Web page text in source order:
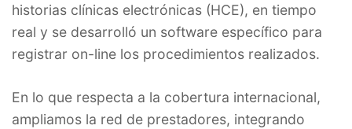
historias clínicas electrónicas (HCE), en tiempo
real y se desarrolló un software específico para
registrar on-line los procedimientos realizados.
En lo que respecta a la cobertura internacional,
ampliamos la red de prestadores, integrando